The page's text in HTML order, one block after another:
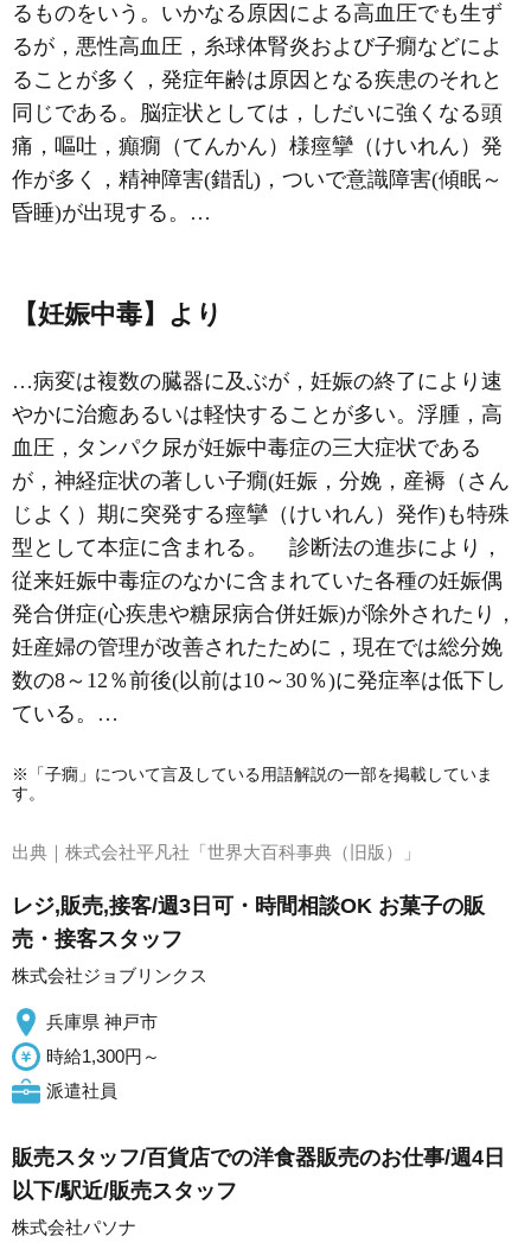
るものをいう。いかなる原因による高血圧でも生ず
るが，悪性高血圧，糸球体腎炎および子癇などによ
ることが多く，発症年齢は原因となる疾患のそれと
同じである。脳症状としては，しだいに強くなる頭
痛，嘔吐，癲癇（てんかん）様痙攣（けいれん）発
作が多く，精神障害(錯乱)，ついで意識障害(傾眠～
昏睡)が出現する。…
【妊娠中毒】より
…病変は複数の臓器に及ぶが，妊娠の終了により速
やかに治癒あるいは軽快することが多い。浮腫，高
血圧，タンパク尿が妊娠中毒症の三大症状である
が，神経症状の著しい子癇(妊娠，分娩，産褥（さん
じよく）期に突発する痙攣（けいれん）発作)も特殊
型として本症に含まれる。 診断法の進歩により，
従来妊娠中毒症のなかに含まれていた各種の妊娠偶
発合併症(心疾患や糖尿病合併妊娠)が除外されたり，
妊産婦の管理が改善されたために，現在では総分娩
数の8～12％前後(以前は10～30％)に発症率は低下し
ている。…
※「子癇」について言及している用語解説の一部を掲載していま
す。
出典｜ 株式会社平凡社「世界大百科事典（旧版）」
レジ,販売,接客/週3日可・時間相談OK お菓子の販
売・接客スタッフ
株式会社ジョブリンクス
兵庫県 神戸市
時給1,300円～
派遣社員
販売スタッフ/百貨店での洋食器販売のお仕事/週4日
以下/駅近/販売スタッフ
株式会社パソナ